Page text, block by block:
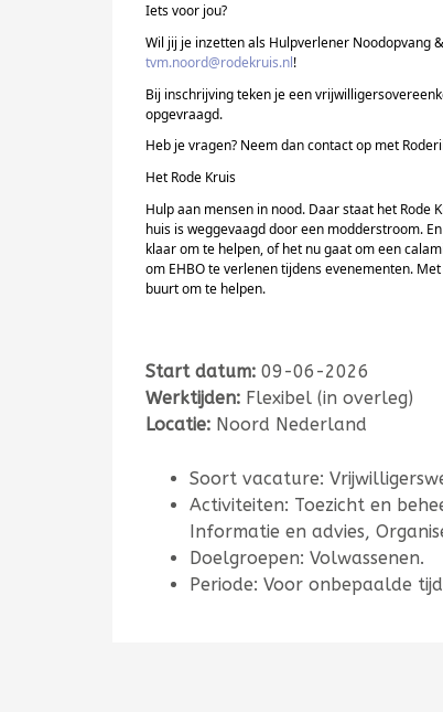
Iets voor jou?
Wil jij je inzetten als Hulpverlener Noodopvang
tvm.noord@rodekruis.nl!
Bij inschrijving teken je een
opgevraagd.
Heb je vragen? Neem dan contact op met
Het Rode Kruis
Hulp aan mensen in nood. Daar staat het Rode
huis is weggevaagd door een modderstroom.
klaar om te helpen, of het nu gaat om een
om EHBO te verlenen tijdens evenementen.
buurt om te helpen.
Start datum: 09-06-2026
Werktijden: Flexibel (in overleg)
Locatie: Noord Nederland
Soort vacature:
Activiteiten: Toezicht en
Informatie en advies,
Doelgroepen: Volwassenen.
Periode: Voor onbepaalde